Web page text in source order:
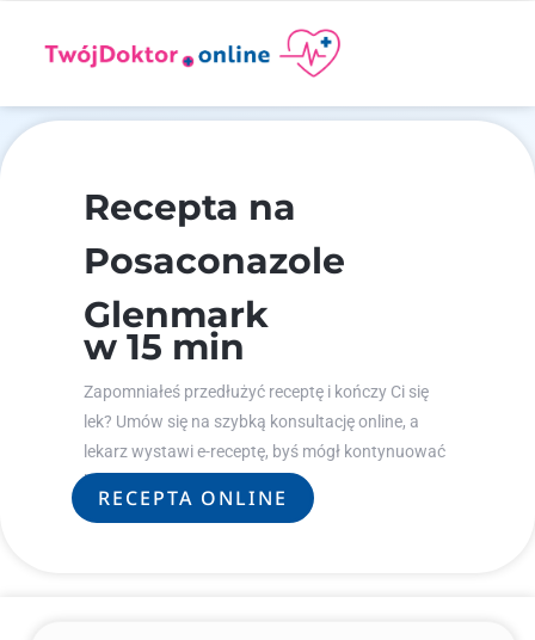
Recepta na
Posaconazole
Glenmark
w 15 min
Zapomniałeś przedłużyć receptę i kończy Ci się
lek? Umów się na szybką konsultację online, a
lekarz wystawi e-receptę, byś mógł kontynuować
leczenie.
RECEPTA ONLINE